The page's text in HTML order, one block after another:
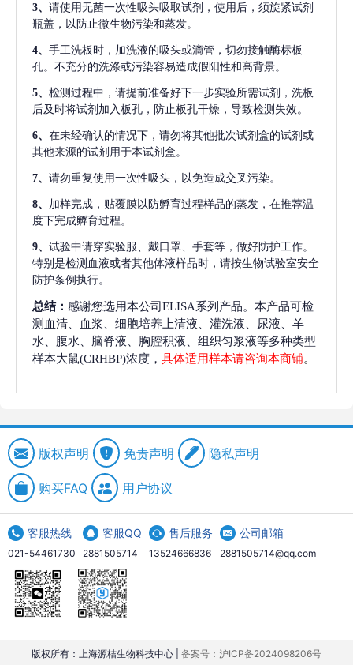
3、 请使用无菌一次性吸头吸取试剂，使用后，须旋紧试剂
瓶盖，以防止微生物污染和蒸发。
4、 手工洗板时，加洗液的吸头或滴管，切勿接触酶标板
孔。不充分的洗涤或污染容易造成假阳性和高背景。
5、 检测过程中，请提前准备好下一步实验所需试剂，洗板
后及时将试剂加入板孔，防止板孔干燥，导致检测失效。
6、 在未经确认的情况下，请勿将其他批次试剂盒的试剂或
其他来源的试剂用于本试剂盒。
7、 请勿重复使用一次性吸头，以免造成交叉污染。
8、 加样完成，贴覆膜以防孵育过程样品的蒸发，在推荐温
度下完成孵育过程。
9、 试验中请穿实验服、戴口罩、手套等，做好防护工作。
特别是检测血液或者其他体液样品时，请按生物试验室安全
防护条例执行。
总结： 感谢您选用本公司ELISA系列产品。本产品可检
测血清、血浆、细胞培养上清液、灌洗液、尿液、羊
水、腹水、脑脊液、胸腔积液、组织匀浆液等多种类型
样本大鼠(CRHBP)浓度， 具体适用样本请咨询本商铺。
版权声明 免责声明 隐私声明
购买FAQ 用户协议
客服热线
021-54461730
客服QQ
2881505714
售后服务
13524666836
公司邮箱
2881505714@qq.com
版权所有：上海源桔生物科技中心 | 备案号：沪ICP备2024098206号